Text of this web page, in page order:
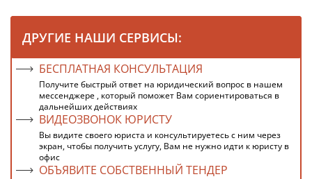
ДРУГИЕ НАШИ СЕРВИСЫ:
БЕСПЛАТНАЯ КОНСУЛЬТАЦИЯ
Получите быстрый ответ на юридический вопрос в нашем
мессенджере , который поможет Вам сориентироваться в
дальнейших действиях
ВИДЕОЗВОНОК ЮРИСТУ
Вы видите своего юриста и консультируетесь с ним через
экран, чтобы получить услугу, Вам не нужно идти к юристу в
офис
ОБЪЯВИТЕ СОБСТВЕННЫЙ ТЕНДЕР